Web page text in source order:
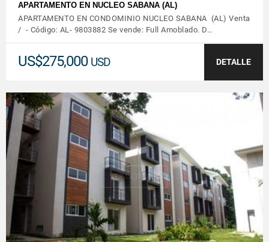
APARTAMENTO EN NUCLEO SABANA (AL)
APARTAMENTO EN CONDOMINIO NUCLEO SABANA (AL) Venta
/ - Código: AL- 9803882 Se vende: Full Amoblado. D…
US$275,000 USD DETALLE
VER DETALLES